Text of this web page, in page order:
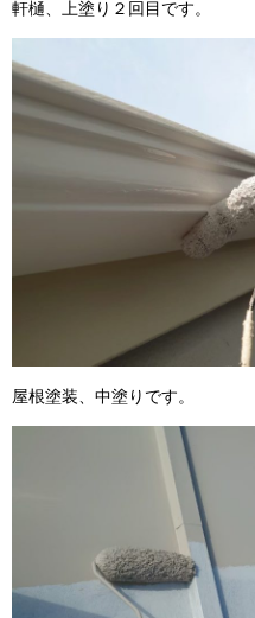
軒樋、上塗り２回目です。
屋根塗装、中塗りです。